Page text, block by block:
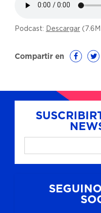
Podcast: Descargar
Compartir en